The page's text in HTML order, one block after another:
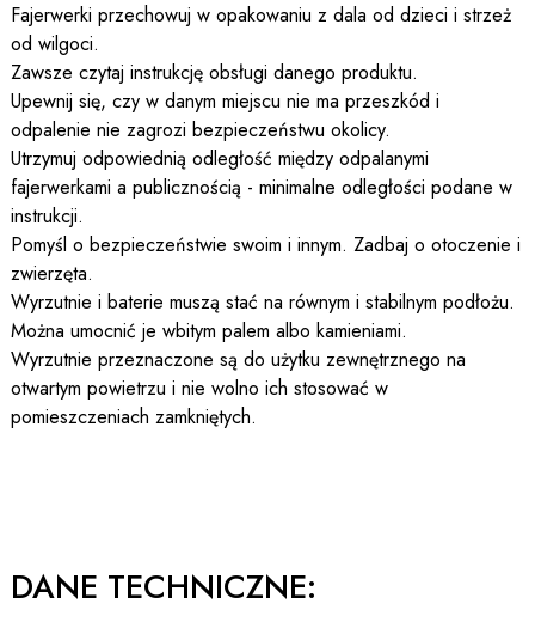
Fajerwerki przechowuj w opakowaniu z dala od dzieci i strzeż
od wilgoci.
Zawsze czytaj instrukcję obsługi danego produktu.
Upewnij się, czy w danym miejscu nie ma przeszkód i
odpalenie nie zagrozi bezpieczeństwu okolicy.
Utrzymuj odpowiednią odległość między odpalanymi
fajerwerkami a publicznością - minimalne odległości podane w
instrukcji.
Pomyśl o bezpieczeństwie swoim i innym. Zadbaj o otoczenie i
zwierzęta.
Wyrzutnie i baterie muszą stać na równym i stabilnym podłożu.
Można umocnić je wbitym palem albo kamieniami.
Wyrzutnie przeznaczone są do użytku zewnętrznego na
otwartym powietrzu i nie wolno ich stosować w
pomieszczeniach zamkniętych.
DANE TECHNICZNE: